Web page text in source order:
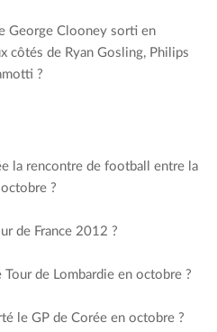
George Clooney sorti en
côtés de Ryan Gosling, Philips
?
la rencontre de football entre la
?
de France 2012 ?
de Lombardie en octobre ?
le GP de Corée en octobre ?